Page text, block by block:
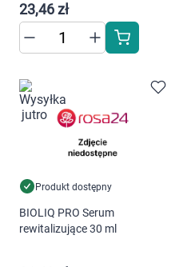
23,46 zł
Produkt dostępny
BIOLIQ PRO Serum
rewitalizujące 30 ml